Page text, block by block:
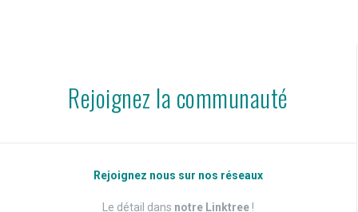
Rejoignez la communauté
Rejoignez nous sur nos réseaux
Le détail dans notre Linktree !